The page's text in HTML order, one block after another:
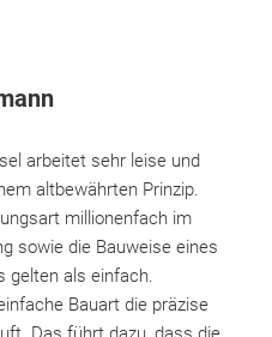
arbeitet sehr leise und
altbewährten Prinzip.
millionenfach im
sowie die Bauweise eines
gelten als einfach.
Bauart die präzise